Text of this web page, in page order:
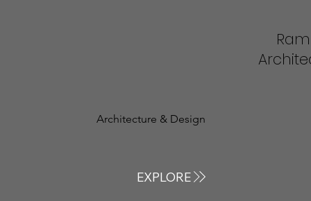
Architecture & Design
EXPLORE